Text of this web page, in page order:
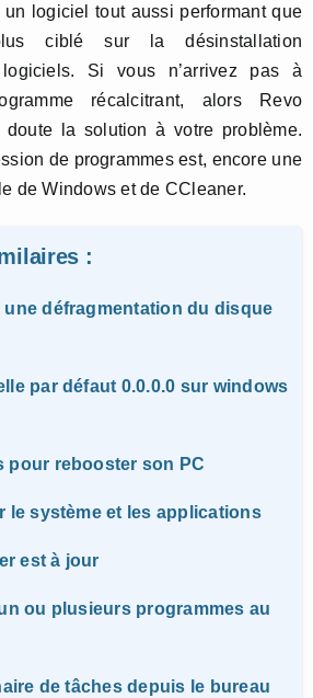
logiciel tout aussi performant que
ciblé sur la désinstallation
logiciels. Si vous n’arrivez pas à
récalcitrant, alors Revo
doute la solution à votre problème.
de programmes est, encore une
de Windows et de CCleaner.
:
une défragmentation du disque
par défaut 0.0.0.0 sur windows
pour rebooster son PC
le système et les applications
est à jour
ou plusieurs programmes au
de tâches depuis le bureau